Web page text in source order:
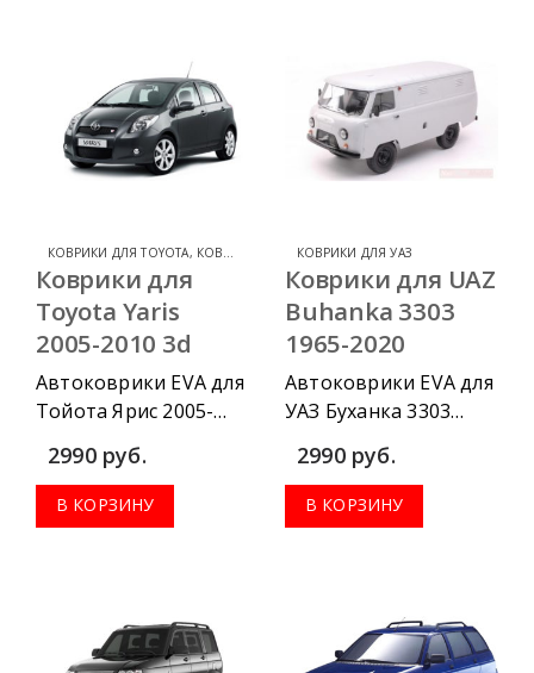
КОВРИКИ ДЛЯ TOYOTA, КОВРИКИ ДЛЯ TOYOTA YARIS
Коврики для
Toyota Yaris
2005-2010 3d
Автоковрики EVA для
Тойота Ярис 2005-
приобрести в
комплектации:
водительский
2990 руб.
В КОРЗИНУ
КОВРИКИ ДЛЯ УАЗ
Коврики для UAZ
Buhanka 3303
1965-2020
Автоковрики EVA для
УАЗ Буханка 3303
приобрести в
комплектации:
водительский
коврик в багажник.
2990 руб.
В КОРЗИНУ